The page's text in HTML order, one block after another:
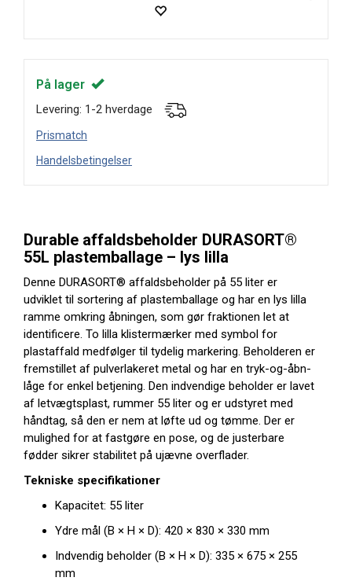
På lager
Levering: 1-2 hverdage
Prismatch
Handelsbetingelser
Durable affaldsbeholder DURASORT®
55L plastemballage – lys lilla
Denne DURASORT® affaldsbeholder på 55 liter er
udviklet til sortering af plastemballage og har en lys lilla
ramme omkring åbningen, som gør fraktionen let at
identificere. To lilla klistermærker med symbol for
plastaffald medfølger til tydelig markering. Beholderen er
fremstillet af pulverlakeret metal og har en tryk-og-åbn-
låge for enkel betjening. Den indvendige beholder er lavet
af letvægtsplast, rummer 55 liter og er udstyret med
håndtag, så den er nem at løfte ud og tømme. Der er
mulighed for at fastgøre en pose, og de justerbare
fødder sikrer stabilitet på ujævne overflader.
Tekniske specifikationer
Kapacitet: 55 liter
Ydre mål (B × H × D): 420 × 830 × 330 mm
Indvendig beholder (B × H × D): 335 × 675 × 255
mm